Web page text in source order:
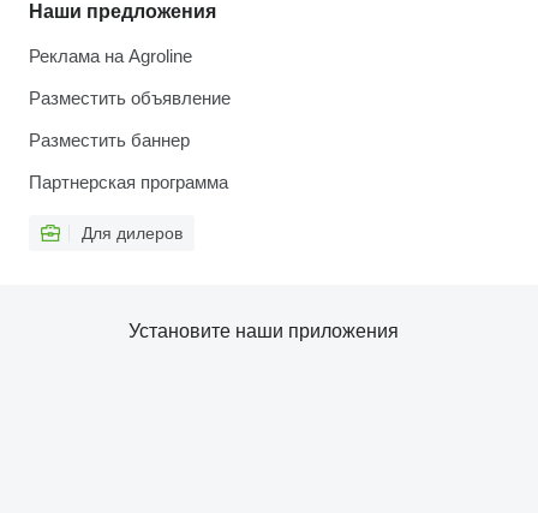
Наши предложения
Реклама на Agroline
Разместить объявление
Разместить баннер
Партнерская программа
Для дилеров
Установите наши приложения